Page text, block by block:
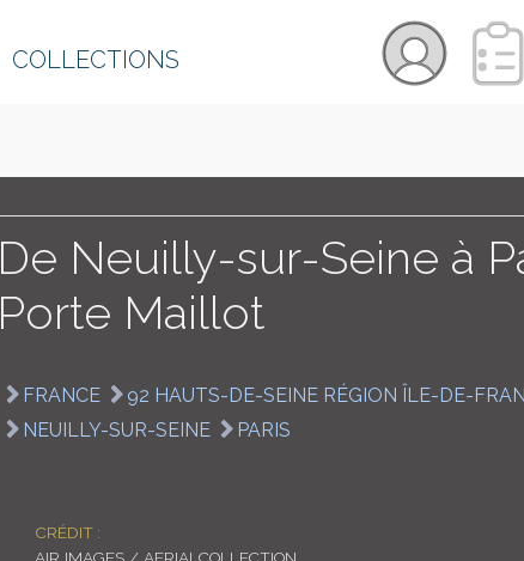
COLLECTIONS
De Neuilly-sur-Seine à
Porte Maillot
FRANCE
92 HAUTS-DE-SEINE RÉGION ÎLE-DE-
NEUILLY-SUR-SEINE
PARIS
CRÉDIT :
AIR IMAGES / AERIALCOLLECTION